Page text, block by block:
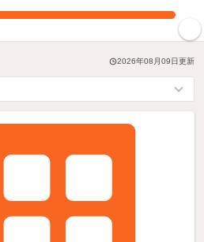
2026年08月09日更新